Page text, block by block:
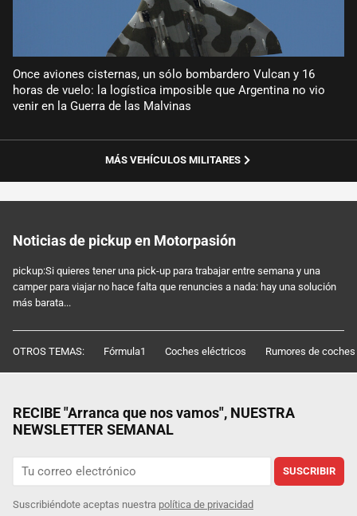
Once aviones cisternas, un sólo bombardero Vulcan y 16
horas de vuelo: la logística imposible que Argentina no vio
venir en la Guerra de las Malvinas
MÁS VEHÍCULOS MILITARES
Noticias de pickup en Motorpasión
pickup:Si quieres tener una pick-up para trabajar entre semana y una
camper para viajar no hace falta que renuncies a nada: hay una solución
más barata...
OTROS TEMAS: Fórmula1 Coches eléctricos Rumores de coches
RECIBE "Arranca que nos vamos", NUESTRA
NEWSLETTER SEMANAL
SUSCRIBIR
Suscribiéndote aceptas nuestra política de privacidad